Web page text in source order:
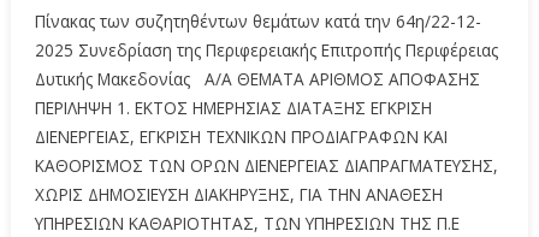
Πίνακας των συζητηθέντων θεμάτων κατά την 64η/22-12-
2025 Συνεδρίαση της Περιφερειακής Επιτροπής Περιφέρειας
Δυτικής Μακεδονίας Α/Α ΘΕΜΑΤΑ ΑΡΙΘΜΟΣ ΑΠΟΦΑΣΗΣ
ΠΕΡΙΛΗΨΗ 1. ΕΚΤΟΣ ΗΜΕΡΗΣΙΑΣ ΔΙΑΤΑΞΗΣ ΕΓΚΡΙΣΗ
ΔΙΕΝΕΡΓΕΙΑΣ, ΕΓΚΡΙΣΗ ΤΕΧΝΙΚΩΝ ΠΡΟΔΙΑΓΡΑΦΩΝ ΚΑΙ
ΚΑΘΟΡΙΣΜΟΣ ΤΩΝ ΟΡΩΝ ΔΙΕΝΕΡΓΕΙΑΣ ΔΙΑΠΡΑΓΜΑΤΕΥΣΗΣ,
ΧΩΡΙΣ ΔΗΜΟΣΙΕΥΣΗ ΔΙΑΚΗΡΥΞΗΣ, ΓΙΑ ΤΗΝ ΑΝΑΘΕΣΗ
ΥΠΗΡΕΣΙΩΝ ΚΑΘΑΡΙΟΤΗΤΑΣ, ΤΩΝ ΥΠΗΡΕΣΙΩΝ ΤΗΣ Π.Ε